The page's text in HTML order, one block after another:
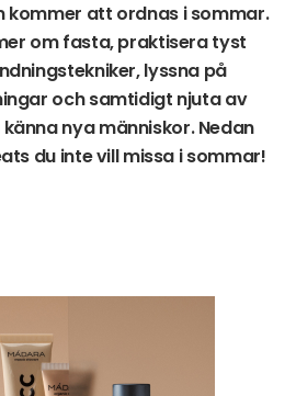
kommer att ordnas i sommar.
om fasta, praktisera tyst
lyssna på
och samtidigt njuta av
nya människor. Nedan
du inte vill missa i sommar!